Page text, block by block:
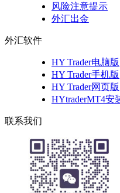
风险注意提示
外汇出金
外汇软件
HY Trader电脑版
HY Trader手机版
HY Trader网页版
HYtraderMT4安
联系我们